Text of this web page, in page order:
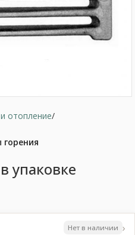
отопление
упаковке
Нет в наличии ›